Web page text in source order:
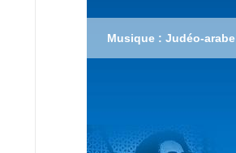
Musique : Judéo-arabe